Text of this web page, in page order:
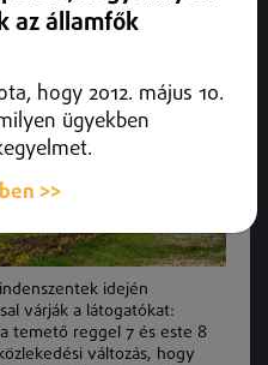
idején
várják a látogatókat:
temető reggel 7 és este 8
változás, hogy
az államfők
hogy 2012. május 10.
ügyekben
>>